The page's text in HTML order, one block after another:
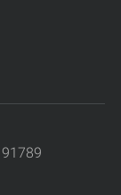
91789